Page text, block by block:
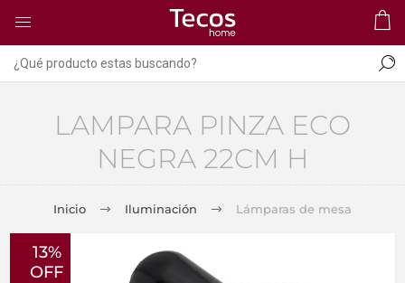
LAMPARA PINZA ECO
NEGRA 22CM H
Inicio Iluminación Lámparas de mesa
13%
OFF